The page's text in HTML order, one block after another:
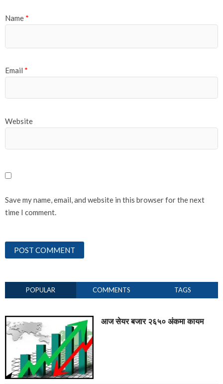
Name *
Email *
Website
Save my name, email, and website in this browser for the next
time I comment.
POPULAR COMMENTS TAGS
आज सेयर बजार २६५० अंकमा कायम